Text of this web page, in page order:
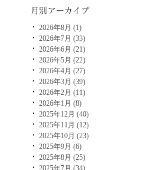
2026年8月 (1)
2026年7月 (33)
2026年6月 (21)
2026年5月 (22)
2026年4月 (27)
2026年3月 (39)
2026年2月 (11)
2026年1月 (8)
2025年12月 (40)
2025年11月 (12)
2025年10月 (23)
2025年9月 (6)
2025年8月 (25)
2025年7月 (34)